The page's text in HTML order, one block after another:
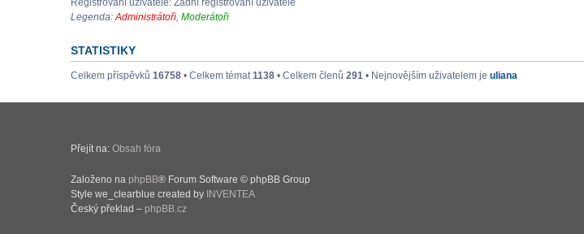
Registrovaní uživatelé: Žádní registrovaní uživatelé
Legenda:Administrátoři, Moderátoři
STATISTIKY
Celkem příspěvků 16758 • Celkem témat1138 • Celkem členů 291 • Nejnovějším uživatelem je uliana
Přejít na: Obsah fóra
Založeno na phpBB® Forum Software © phpBB Group
Style we_clearblue created by INVENTEA
Český překlad – phpBB.cz